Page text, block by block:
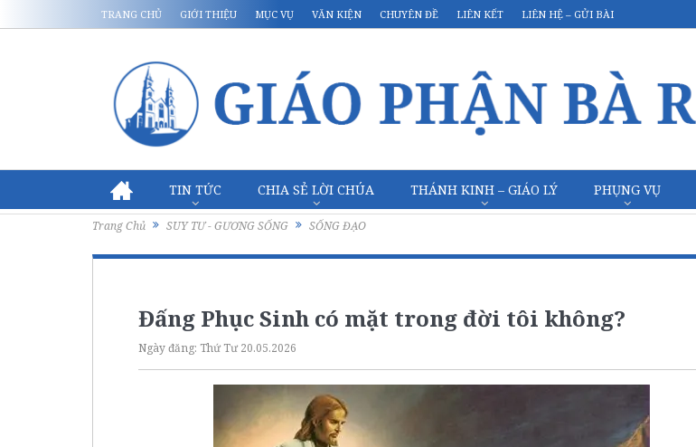
TRANG CHỦ GIỚI THIỆU MỤC VỤ VĂN KIỆN CHUYÊN ĐỀ LIÊN KẾT LIÊN HỆ – GỬI BÀI
TIN TỨC CHIA SẺ LỜI CHÚA THÁNH KINH – GIÁO LÝ PHỤNG VỤ
Trang Chủ SUY TƯ - GƯƠNG SỐNG SỐNG ĐẠO
Đấng Phục Sinh có mặt trong đời tôi không?
Ngày đăng: Thứ Tư 20.05.2026